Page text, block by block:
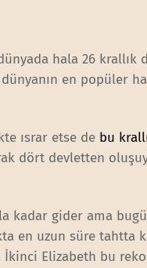
hala 26 krallık
en popüler
ısrar etse de bu
dört devletten
kadar gider ama
en uzun süre tahtta
İkinci Elizabeth bu